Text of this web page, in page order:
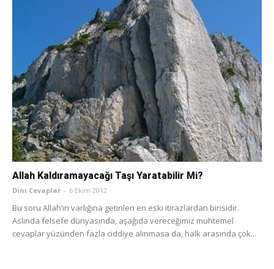
Allah Kaldıramayacağı Taşı Yaratabilir Mi?
Dini Cevaplar - 6 Ekim 2012
Bu soru Allah’ın varlığına getirilen en eski itirazlardan birisidir.
Aslında felsefe dünyasında, aşağıda vereceğimiz muhtemel
cevaplar yüzünden fazla ciddiye alınmasa da, halk arasında çok...